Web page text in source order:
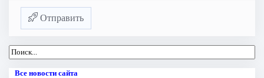
Отправить
Все новости сайта